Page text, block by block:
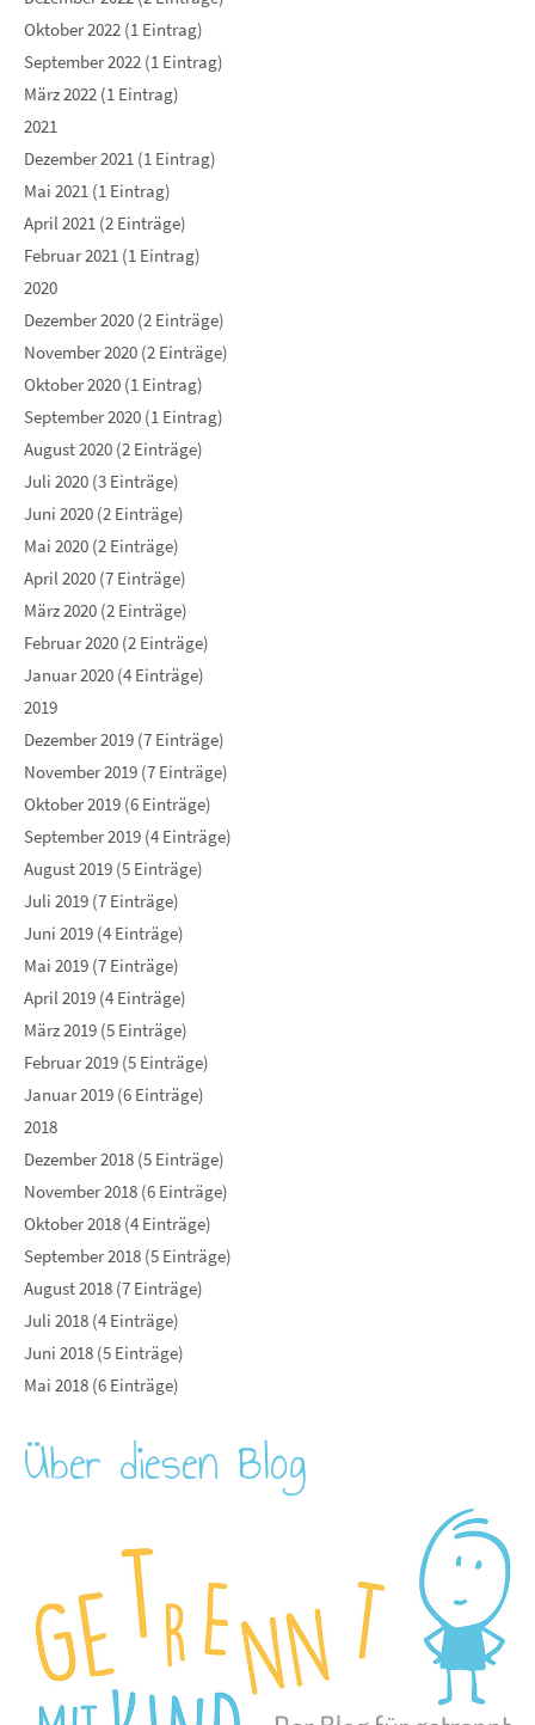
Oktober 2022 (1 Eintrag)
September 2022 (1 Eintrag)
März 2022 (1 Eintrag)
2021
Dezember 2021 (1 Eintrag)
Mai 2021 (1 Eintrag)
April 2021 (2 Einträge)
Februar 2021 (1 Eintrag)
2020
Dezember 2020 (2 Einträge)
November 2020 (2 Einträge)
Oktober 2020 (1 Eintrag)
September 2020 (1 Eintrag)
August 2020 (2 Einträge)
Juli 2020 (3 Einträge)
Juni 2020 (2 Einträge)
Mai 2020 (2 Einträge)
April 2020 (7 Einträge)
März 2020 (2 Einträge)
Februar 2020 (2 Einträge)
Januar 2020 (4 Einträge)
2019
Dezember 2019 (7 Einträge)
November 2019 (7 Einträge)
Oktober 2019 (6 Einträge)
September 2019 (4 Einträge)
August 2019 (5 Einträge)
Juli 2019 (7 Einträge)
Juni 2019 (4 Einträge)
Mai 2019 (7 Einträge)
April 2019 (4 Einträge)
März 2019 (5 Einträge)
Februar 2019 (5 Einträge)
Januar 2019 (6 Einträge)
2018
Dezember 2018 (5 Einträge)
November 2018 (6 Einträge)
Oktober 2018 (4 Einträge)
September 2018 (5 Einträge)
August 2018 (7 Einträge)
Juli 2018 (4 Einträge)
Juni 2018 (5 Einträge)
Mai 2018 (6 Einträge)
Über diesen Blog